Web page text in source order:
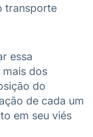
transporte
essa
dos
do
de cada um
em seu viés